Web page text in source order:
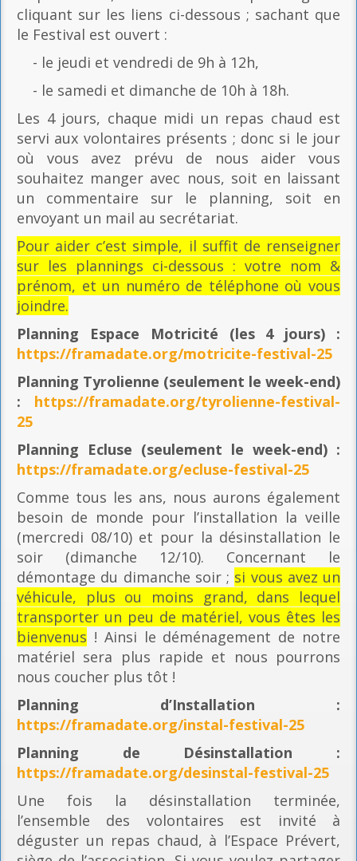
cliquant sur les liens ci-dessous ; sachant que
le Festival est ouvert :
- le jeudi et vendredi de 9h à 12h,
- le samedi et dimanche de 10h à 18h.
Les 4 jours, chaque midi un repas chaud est
servi aux volontaires présents ; donc si le jour
où vous avez prévu de nous aider vous
souhaitez manger avec nous, soit en laissant
un commentaire sur le planning, soit en
envoyant un mail au secrétariat.
Pour aider c’est simple, il suffit de renseigner
sur les plannings ci-dessous : votre nom &
prénom, et un numéro de téléphone où vous
joindre.
Planning Espace Motricité (les 4 jours) :
https://framadate.org/motricite-festival-25
Planning Tyrolienne (seulement le week-end)
: https://framadate.org/tyrolienne-festival-
25
Planning Ecluse (seulement le week-end) :
https://framadate.org/ecluse-festival-25
Comme tous les ans, nous aurons également
besoin de monde pour l’installation la veille
(mercredi 08/10) et pour la désinstallation le
soir (dimanche 12/10). Concernant le
démontage du dimanche soir ; si vous avez un
véhicule, plus ou moins grand, dans lequel
transporter un peu de matériel, vous êtes les
bienvenus ! Ainsi le déménagement de notre
matériel sera plus rapide et nous pourrons
nous coucher plus tôt !
Planning d’Installation :
https://framadate.org/instal-festival-25
Planning de Désinstallation :
https://framadate.org/desinstal-festival-25
Une fois la désinstallation terminée,
l’ensemble des volontaires est invité à
déguster un repas chaud, à l’Espace Prévert,